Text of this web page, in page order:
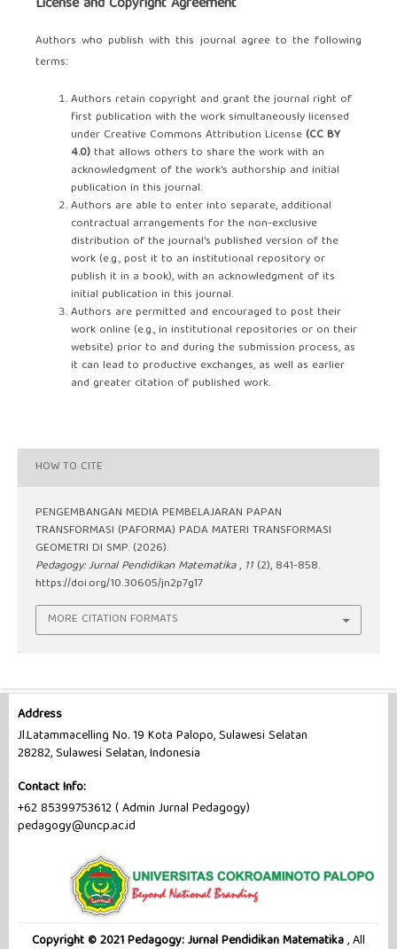
Authors who publish with this journal agree to the following
terms:
Authors retain copyright and grant the journal right of
first publication with the work simultaneously licensed
under Creative Commons Attribution License (CC BY
4.0)that allows others to share the work with an
acknowledgment of the work's authorship and initial
publication in this journal.
Authors are able to enter into separate, additional
contractual arrangements for the non-exclusive
distribution of the journal's published version of the
work (e.g., post it to an institutional repository or
publish it in a book), with an acknowledgment of its
initial publication in this journal.
Authors are permitted and encouraged to post their
work online (e.g., in institutional repositories or on their
website) prior to and during the submission process, as
it can lead to productive exchanges, as well as earlier
and greater citation of published work.
HOW TO CITE
PENGEMBANGAN MEDIA PEMBELAJARAN PAPAN
TRANSFORMASI (PAFORMA) PADA MATERI TRANSFORMASI
GEOMETRI DI SMP. (2026).
Pedagogy: Jurnal Pendidikan Matematika, 11 (2), 841-858.
https://doi.org/10.30605/jn2p7g17
MORE CITATION FORMATS
Address
Jl.Latammacelling No. 19 Kota Palopo, Sulawesi Selatan
28282, Sulawesi Selatan, Indonesia
Contact Info:
+62 85399753612 ( Admin Jurnal Pedagogy)
pedagogy@uncp.ac.id
Copyright © 2021 Pedagogy: Jurnal Pendidikan Matematika, All